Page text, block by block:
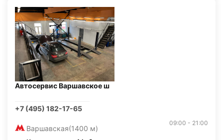
Автосервис Варшавское ш
+7 (495) 182-17-65
Варшавская(1400 м)
09:00 - 21:00